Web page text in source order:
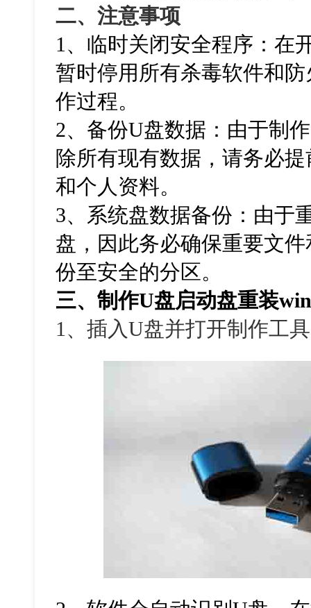
二、注意事项
1、临时关闭安全程序：在
暂时停用所有杀毒软件和
作过程。
2、备份U盘数据：由于制
除所有现有数据，请务必
和个人资料。
3、系统盘数据备份：由于
盘，因此务必确保重要文
份至安全的分区。
三、制作U盘启动盘重装
1、插入U盘并打开制作工